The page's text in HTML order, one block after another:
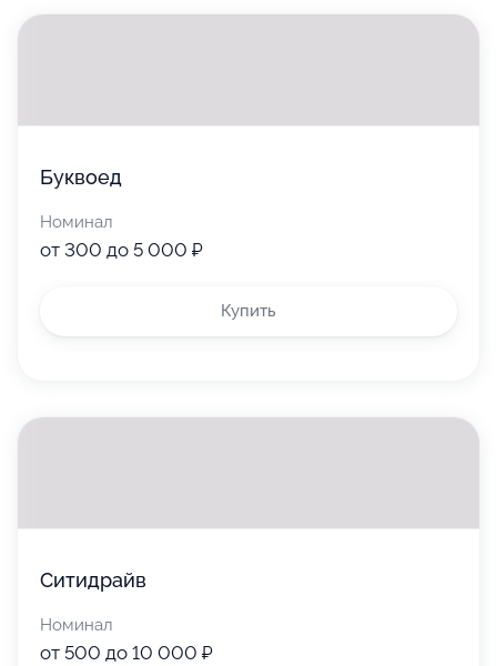
Буквоед
Номинал
от 300 до 5 000 ₽
Купить
Ситидрайв
Номинал
от 500 до 10 000 ₽